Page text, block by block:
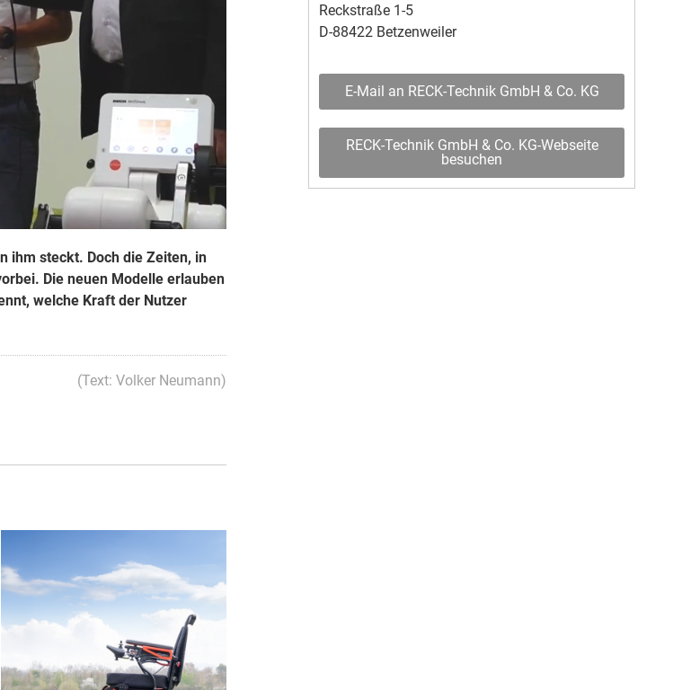
ihm steckt. Doch die Zeiten, in
Die neuen Modelle erlauben
welche Kraft der Nutzer
(Text: Volker Neumann)
Reckstraße 1-5
D-88422 Betzenweiler
E-Mail an RECK-Technik GmbH & Co. KG
RECK-Technik GmbH & Co. KG-Webseite
besuchen